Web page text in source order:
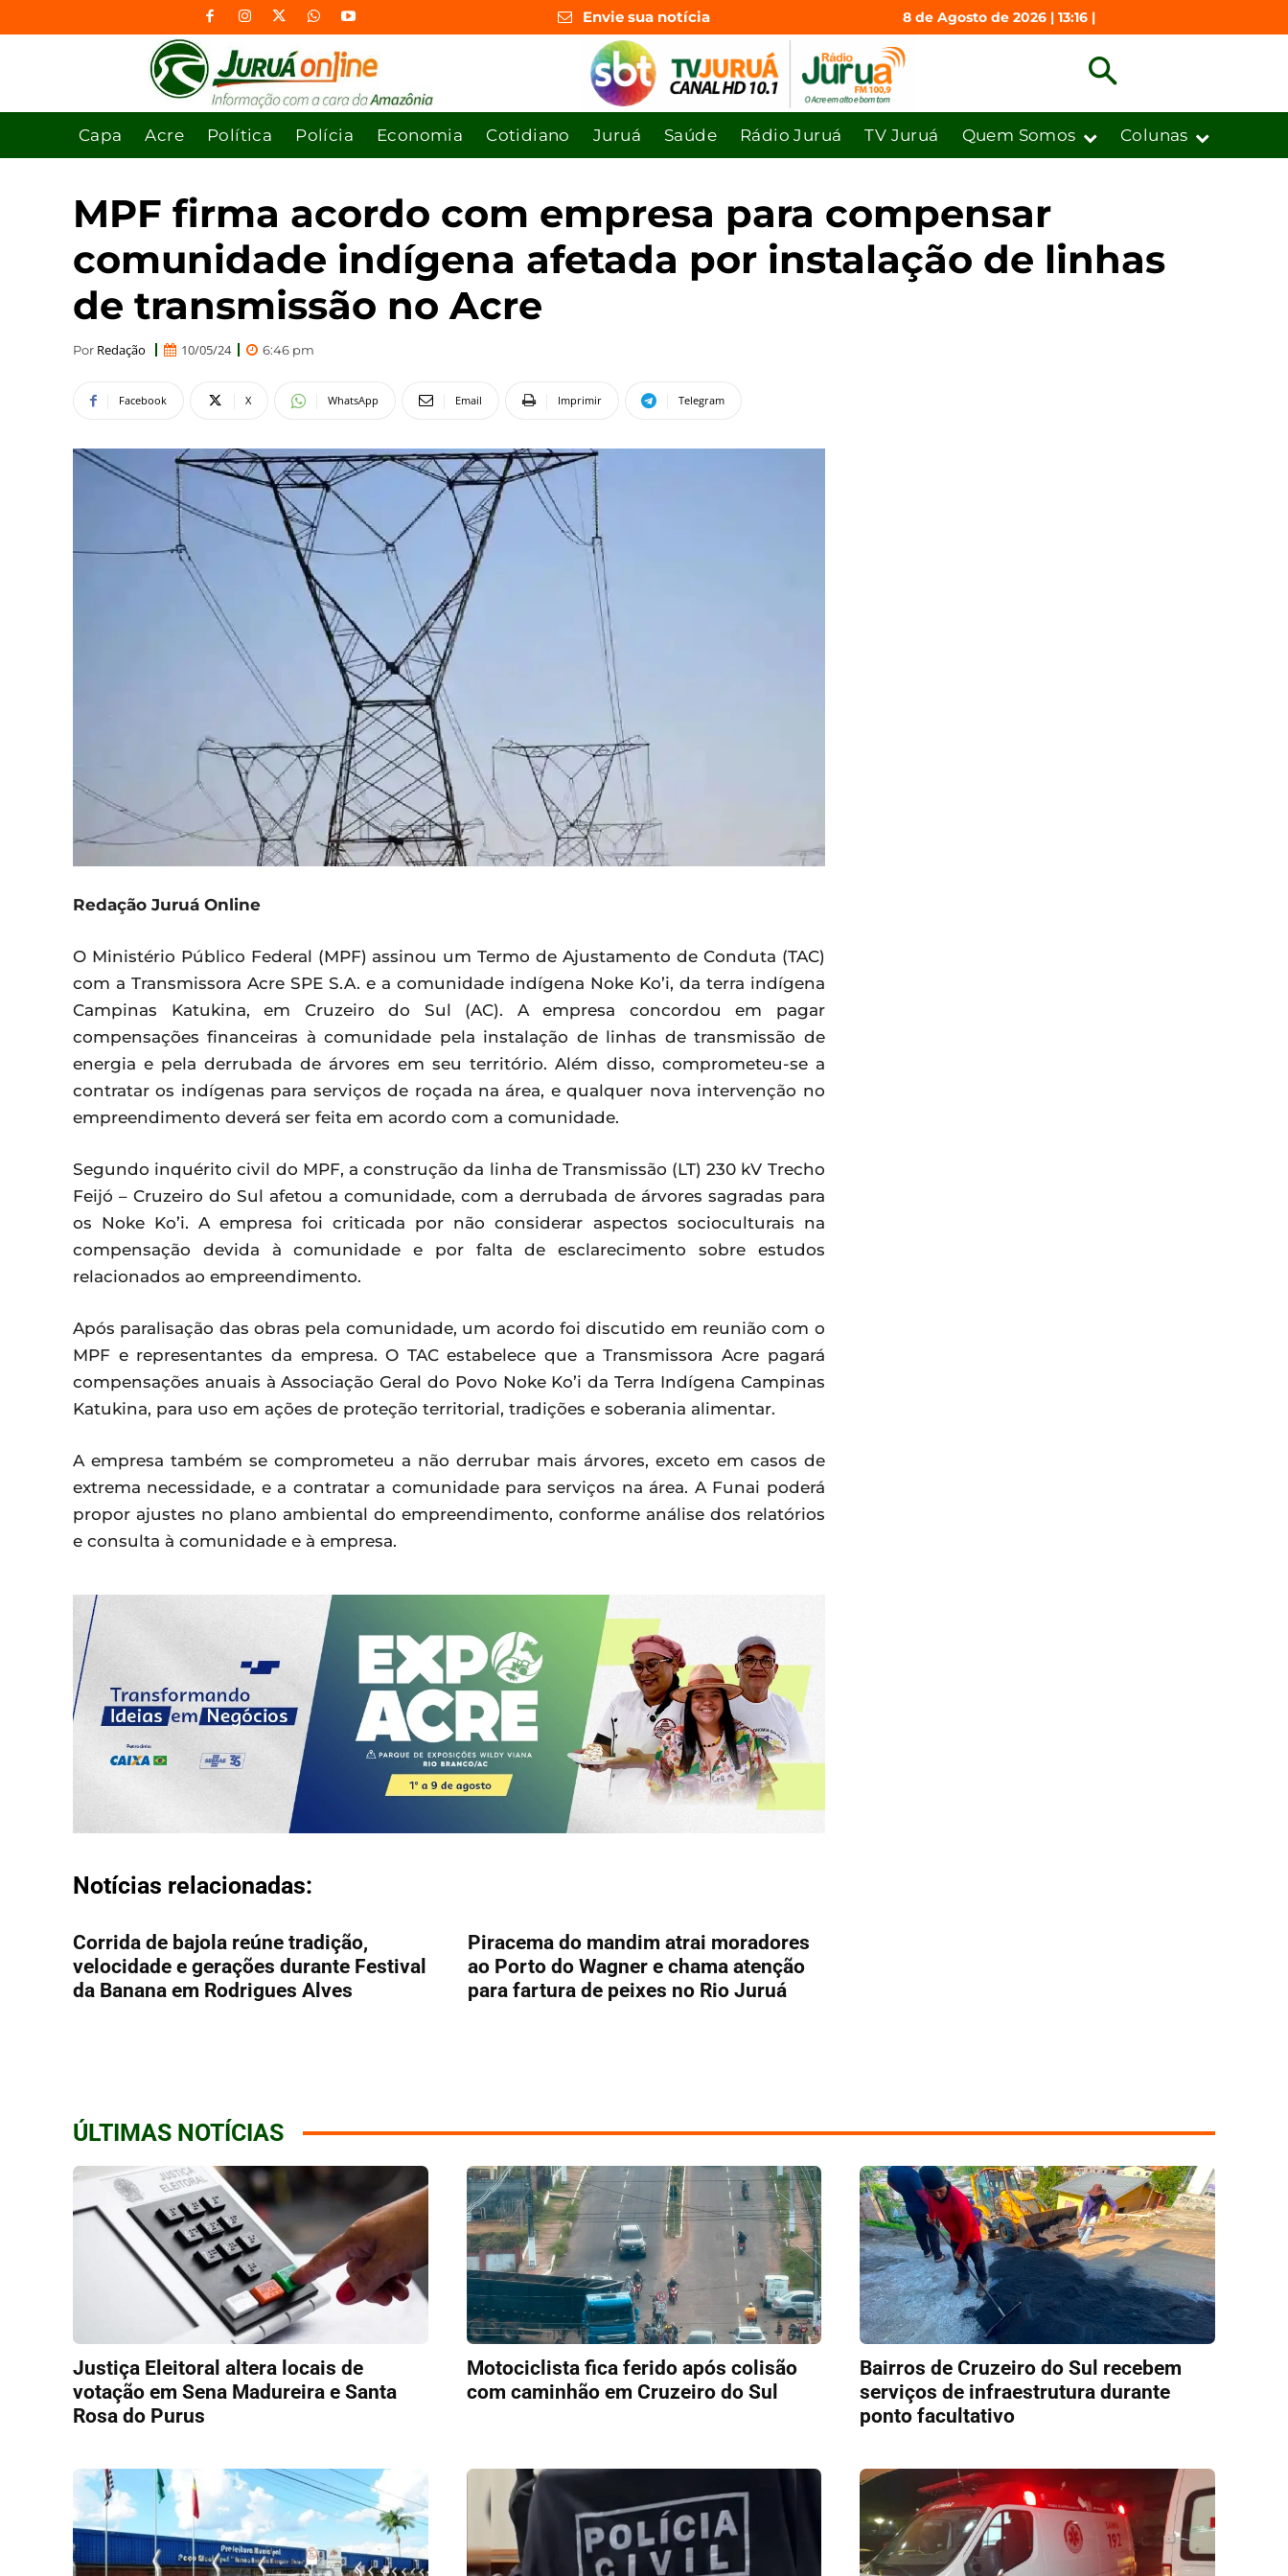
Envie sua notícia 8 de Agosto de 2026 | 13:16 |
Capa Acre Política Polícia Economia Cotidiano Juruá Saúde Rádio Juruá TV Juruá Quem Somos Colunas
MPF firma acordo com empresa para compensar
comunidade indígena afetada por instalação de linhas
de transmissão no Acre
Por Redação 10/05/24 6:46 pm
Facebook X WhatsApp Email Imprimir Telegram
Redação Juruá Online
O Ministério Público Federal (MPF) assinou um Termo de Ajustamento de Conduta (TAC)
com a Transmissora Acre SPE S.A. e a comunidade indígena Noke Ko’i, da terra indígena
Campinas Katukina, em Cruzeiro do Sul (AC). A empresa concordou em pagar
compensações financeiras à comunidade pela instalação de linhas de transmissão de
energia e pela derrubada de árvores em seu território. Além disso, comprometeu-se a
contratar os indígenas para serviços de roçada na área, e qualquer nova intervenção no
empreendimento deverá ser feita em acordo com a comunidade.
Segundo inquérito civil do MPF, a construção da linha de Transmissão (LT) 230 kV Trecho
Feijó – Cruzeiro do Sul afetou a comunidade, com a derrubada de árvores sagradas para
os Noke Ko’i. A empresa foi criticada por não considerar aspectos socioculturais na
compensação devida à comunidade e por falta de esclarecimento sobre estudos
relacionados ao empreendimento.
Após paralisação das obras pela comunidade, um acordo foi discutido em reunião com o
MPF e representantes da empresa. O TAC estabelece que a Transmissora Acre pagará
compensações anuais à Associação Geral do Povo Noke Ko’i da Terra Indígena Campinas
Katukina, para uso em ações de proteção territorial, tradições e soberania alimentar.
A empresa também se comprometeu a não derrubar mais árvores, exceto em casos de
extrema necessidade, e a contratar a comunidade para serviços na área. A Funai poderá
propor ajustes no plano ambiental do empreendimento, conforme análise dos relatórios
e consulta à comunidade e à empresa.
Notícias relacionadas:
Corrida de bajola reúne tradição,
velocidade e gerações durante Festival
da Banana em Rodrigues Alves
Piracema do mandim atrai moradores
ao Porto do Wagner e chama atenção
para fartura de peixes no Rio Juruá
ÚLTIMAS NOTÍCIAS
Justiça Eleitoral altera locais de
votação em Sena Madureira e Santa
Rosa do Purus
Motociclista fica ferido após colisão
com caminhão em Cruzeiro do Sul
Bairros de Cruzeiro do Sul recebem
serviços de infraestrutura durante
ponto facultativo